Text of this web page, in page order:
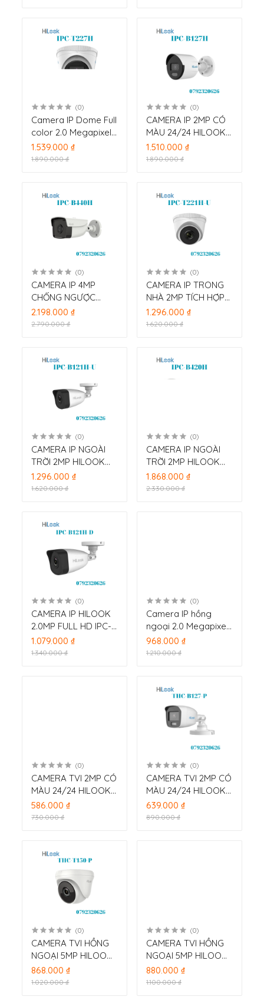
(0)
Camera IP Dome Full
color 2.0 Megapixel
HILOOK IPC-T227H
1.539.000 ₫
1.890.000 ₫
(0)
CAMERA IP 2MP CÓ
MÀU 24/24 HILOOK
IPC-B127H
1.510.000 ₫
1.890.000 ₫
(0)
CAMERA IP 4MP
CHỐNG NGƯỢC
SÁNG HILOOK IPC-
B440H
2.198.000 ₫
2.790.000 ₫
(0)
CAMERA IP TRONG
NHÀ 2MP TÍCH HỢP
MIC HILOOK IPC-
T221H-U
1.296.000 ₫
1.620.000 ₫
(0)
CAMERA IP NGOÀI
TRỜI 2MP HILOOK
CÓ TÍCH HỢP MIC
IPC-B121H-U
1.296.000 ₫
1.620.000 ₫
(0)
CAMERA IP NGOÀI
TRỜI 2MP HILOOK
CÓ POE IPC-B420H
1.868.000 ₫
2.330.000 ₫
(0)
CAMERA IP HILOOK
2.0MP FULL HD IPC-
B121H-D
1.079.000 ₫
1.340.000 ₫
(0)
Camera IP hồng
ngoại 2.0 Megapixel
HILOOK IPC-B320H-
D
968.000 ₫
1.210.000 ₫
(0)
CAMERA TVI 2MP CÓ
MÀU 24/24 HILOOK
THC-T127-P
586.000 ₫
730.000 ₫
(0)
CAMERA TVI 2MP CÓ
MÀU 24/24 HILOOK
THC-B127-P
639.000 ₫
890.000 ₫
(0)
CAMERA TVI HỒNG
NGOẠI 5MP HILOOK
HỖ TRỢ 4 IN 1 THC-
T150-P
868.000 ₫
1.020.000 ₫
(0)
CAMERA TVI HỒNG
NGOẠI 5MP HILOOK
THC-T150-M
880.000 ₫
1.100.000 ₫